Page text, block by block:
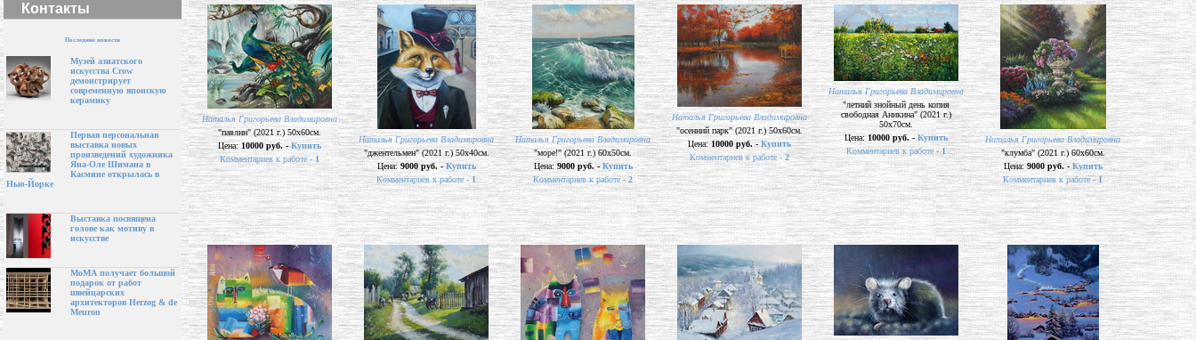
Контакты
Последние новости
Музей азиатского
искусства Crow
демонстрирует
современную японскую
керамику
Первая персональная
выставка новых
произведений художника
Яна-Оле Шимана в
Касмине открылась в
Нью-Йорке
Выставка посвящена
голове как мотиву в
искусстве
МоМА получает большой
подарок от работ
швейцарских
архитекторов Herzog & de
Meuron
Наталья Григорьева Владимировна
"павлин" (2021 г.) 50х60см.
Цена:10000 руб. -Купить
Комментариев к работе -1
Наталья Григорьева Владимировна
"джентельмен" (2021 г.) 50х40см.
Цена: 9000 руб. - Купить
Комментариев к работе -1
Наталья Григорьева Владимировна
"море!" (2021 г.) 60х50см.
Цена:9000 руб. -Купить
Комментариев к работе - 2
Наталья Григорьева Владимировна
"осенний парк" (2021 г.) 50х60см.
Цена:10000 руб. - Купить
Комментариев к работе -2
Наталья Григорьева Владимировна
"летний знойный день копия
свободная Аникина" (2021 г.)
50х70см.
Цена: 10000 руб. -Купить
Комментариев к работе -1
Наталья Григорьева Владимировна
"клумба" (2021 г.) 60х60см.
Цена: 9000 руб. - Купить
Комментариев к работе -1